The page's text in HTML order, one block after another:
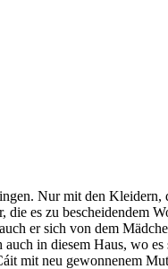
Nur mit den Kleidern,
es zu bescheidendem
er sich von dem
in diesem Haus, wo
mit neu gewonnenem